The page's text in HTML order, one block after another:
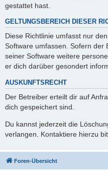
gestattet hast.
GELTUNGSBEREICH DIESER
Diese Richtlinie umfasst nur
Software umfassen. Sofern der
seiner Software weitere
er dich darüber gesondert
AUSKUNFTSRECHT
Der Betreiber erteilt dir auf
dich gespeichert sind.
Du kannst jederzeit die
verlangen. Kontaktiere hierzu
Foren-Übersicht